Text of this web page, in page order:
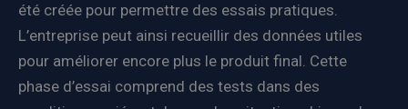
été créée pour permettre des essais pratiques.
L’entreprise peut ainsi recueillir des données utiles
pour améliorer encore plus le produit final. Cette
phase d’essai comprend des tests dans des